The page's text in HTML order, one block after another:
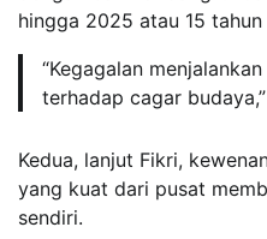
hingga 2025 atau 15
“Kegagalan
terhadap cagar
Kedua, lanjut Fikri,
yang kuat dari pusat
sendiri.